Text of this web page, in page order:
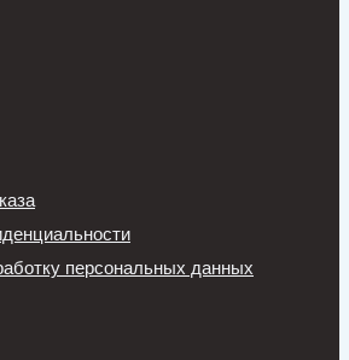
персональных данных